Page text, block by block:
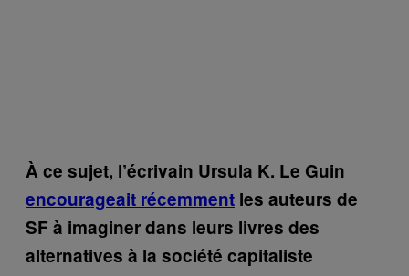
À ce sujet, l’écrivain Ursula K. Le Guin
encourageait récemment les auteurs de
SF à imaginer dans leurs livres des
alternatives à la société capitaliste